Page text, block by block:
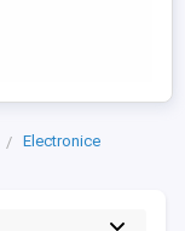
Electronice